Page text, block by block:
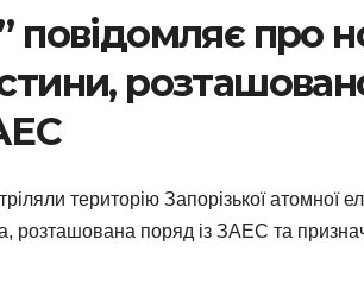
повідомляє про
територію Запорізької атомної
поряд із ЗАЕС та